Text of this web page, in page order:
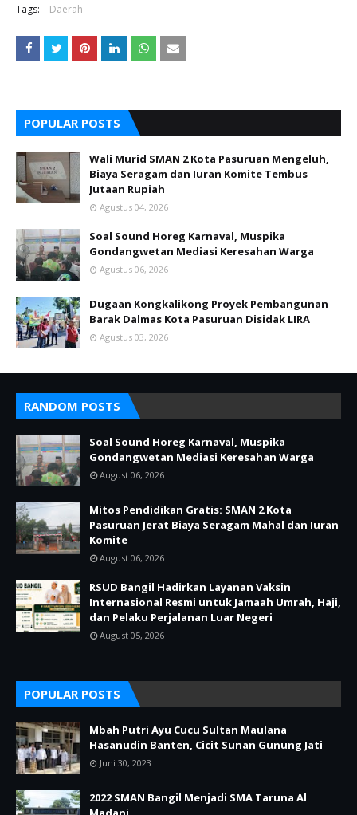
Tags: Daerah
POPULAR POSTS
Wali Murid SMAN 2 Kota Pasuruan Mengeluh,
Biaya Seragam dan Iuran Komite Tembus
Jutaan Rupiah
Agustus 04, 2026
Soal Sound Horeg Karnaval, Muspika
Gondangwetan Mediasi Keresahan Warga
Agustus 06, 2026
Dugaan Kongkalikong Proyek Pembangunan
Barak Dalmas Kota Pasuruan Disidak LIRA
Agustus 03, 2026
RANDOM POSTS
Soal Sound Horeg Karnaval, Muspika
Gondangwetan Mediasi Keresahan Warga
August 06, 2026
Mitos Pendidikan Gratis: SMAN 2 Kota
Pasuruan Jerat Biaya Seragam Mahal dan Iuran
Komite
August 06, 2026
RSUD Bangil Hadirkan Layanan Vaksin
Internasional Resmi untuk Jamaah Umrah, Haji,
dan Pelaku Perjalanan Luar Negeri
August 05, 2026
POPULAR POSTS
Mbah Putri Ayu Cucu Sultan Maulana
Hasanudin Banten, Cicit Sunan Gunung Jati
Juni 30, 2023
2022 SMAN Bangil Menjadi SMA Taruna Al